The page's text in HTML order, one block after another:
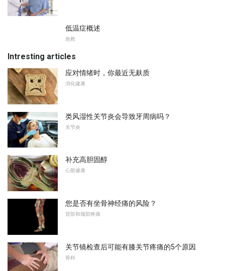
低温症概述
急救
Intresting articles
应对情绪时，你最近无麸质
消化健康
类风湿性关节炎会导致牙周病吗？
关节炎
补充高胆固醇
心脏健康
您是否有坐骨神经痛的风险？
背部和颈部疼痛
关节镜检查后可能有膝关节疼痛的5个原因
骨科